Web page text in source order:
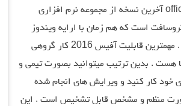
نام اختصاصی office 16 آخرین نسخه از مجموعه نرم افزاری
است که هم زمان با ارایه ویندوز
10 ارایه شده است . مهمترین قابلیت آفیس 2016 کار گروهی
هست . بدین ترتیب میتوانید بصورت تیمی و
خود کار کنید و ویرایش های انجام شده
منظم و مشخص قابل تشخیص است . این